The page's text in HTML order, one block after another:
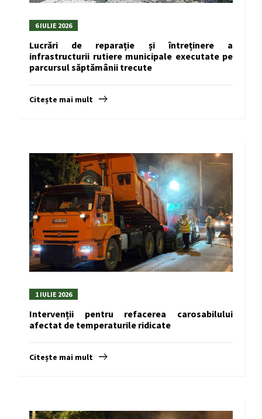
6 IULIE 2026
Lucrări de reparație și întreținere a
infrastructurii rutiere municipale executate pe
parcursul săptămânii trecute
Citește mai mult
1 IULIE 2026
Intervenții pentru refacerea carosabilului
afectat de temperaturile ridicate
Citește mai mult